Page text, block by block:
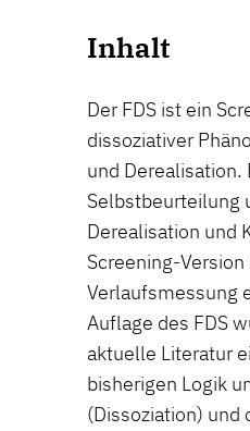
Inhalt
Der FDS ist ein
dissoziativer
und Derealisation.
Selbstbeurteilung
Derealisation und
Screening-
Verlaufsmessung
Auflage des FDS
aktuelle Literatur
bisherigen Logik
(Dissoziation)